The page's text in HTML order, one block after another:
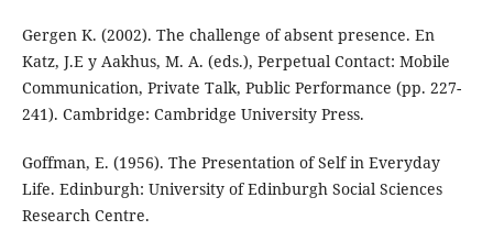
Gergen K. (2002). The challenge of absent presence. En
Katz, J.E y Aakhus, M. A. (eds.), Perpetual Contact: Mobile
Communication, Private Talk, Public Performance (pp. 227-
241). Cambridge: Cambridge University Press.
Goffman, E. (1956). The Presentation of Self in Everyday
Life. Edinburgh: University of Edinburgh Social Sciences
Research Centre.